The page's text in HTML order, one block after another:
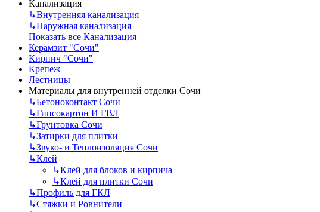
Канализация
↳Внутренняя канализация
↳Наружная канализация
Показать все Канализация
Керамзит "Сочи"
Кирпич "Сочи"
Крепеж
Лестницы
Материалы для внутренней отделки Сочи
↳Бетоноконтакт Сочи
↳Гипсокартон И ГВЛ
↳Грунтовка Сочи
↳Затирки для плитки
↳Звуко- и Теплоизоляция Сочи
↳Клей
↳Клей для блоков и кирпича
↳Клей для плитки Сочи
↳Профиль для ГКЛ
↳Стяжки и Ровнители